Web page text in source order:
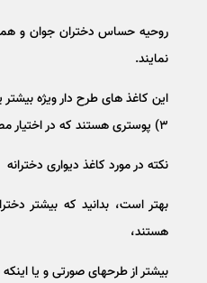
روحیه حساس دختران جوان و
نمایند.
۳) پوستری هستند که در اختیار مصرف کنندگان قرار می گیرد.
نکته در مورد کاغذ دیواری دخترانه
بهتر است، بدانید که بیشتر
هستند،
بیشتر از طرحهای صورتی و یا